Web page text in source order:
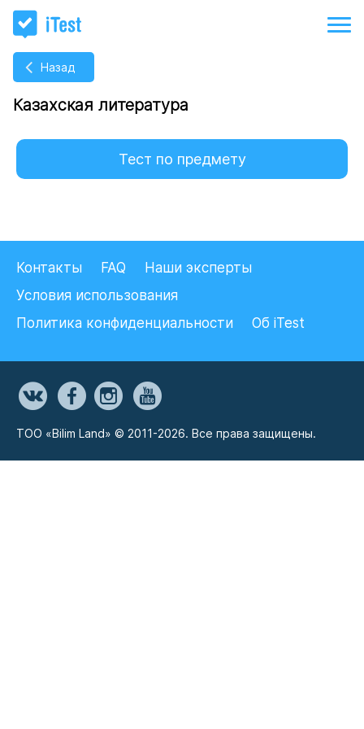
Назад
Казахская литература
Тест по предмету
Контакты FAQ
Наши эксперты
Условия использования
Политика конфиденциальности
Об iTest
ТОО «Bilim Land» © 2011-2026. Все права защищены.